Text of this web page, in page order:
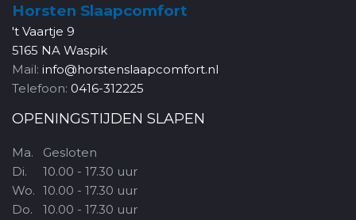
Horsten Slaapcomfort
't Vaartje 9
5165 NA Waspik
Mail: info@horstenslaapcomfort.nl
Telefoon: 0416-312225
OPENINGSTIJDEN SLAPEN
Ma.
Di.
Wo.
Do.
Gesloten
10.00 - 17.30 uur
10.00 - 17.30 uur
10.00 - 17.30 uur